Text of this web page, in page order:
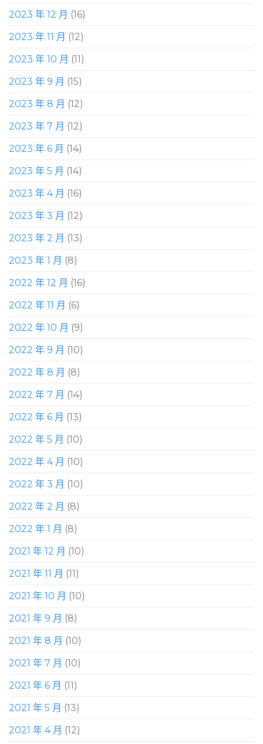
2023 年 12 月 (16)
2023 年 11 月 (12)
2023 年 10 月 (11)
2023 年 9 月 (15)
2023 年 8 月 (12)
2023 年 7 月 (12)
2023 年 6 月 (14)
2023 年 5 月 (14)
2023 年 4 月 (16)
2023 年 3 月 (12)
2023 年 2 月 (13)
2023 年 1 月 (8)
2022 年 12 月 (16)
2022 年 11 月 (6)
2022 年 10 月 (9)
2022 年 9 月 (10)
2022 年 8 月 (8)
2022 年 7 月 (14)
2022 年 6 月 (13)
2022 年 5 月 (10)
2022 年 4 月 (10)
2022 年 3 月 (10)
2022 年 2 月 (8)
2022 年 1 月 (8)
2021 年 12 月 (10)
2021 年 11 月 (11)
2021 年 10 月 (10)
2021 年 9 月 (8)
2021 年 8 月 (10)
2021 年 7 月 (10)
2021 年 6 月 (11)
2021 年 5 月 (13)
2021 年 4 月 (12)